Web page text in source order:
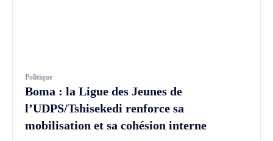
Politique
Boma : la Ligue des Jeunes de
l’UDPS/Tshisekedi renforce sa
mobilisation et sa cohésion interne